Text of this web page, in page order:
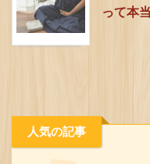
って本
人気の記事